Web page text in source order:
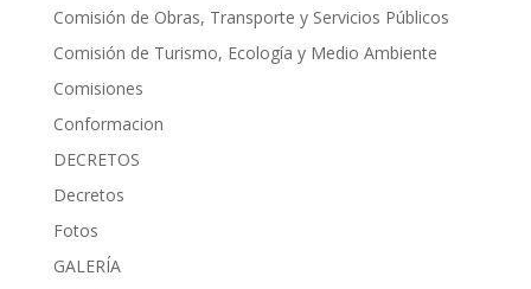
Comisión de Obras, Transporte y Servicios Públicos
Comisión de Turismo, Ecología y Medio Ambiente
Comisiones
Conformacion
DECRETOS
Decretos
Fotos
GALERÍA